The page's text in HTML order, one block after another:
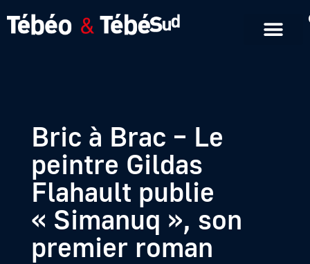
Bric à Brac – Le
peintre Gildas
Flahault publie
« Simanuq », son
premier roman